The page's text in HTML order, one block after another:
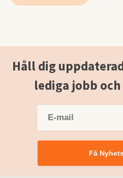
Håll dig
lediga jobb
Få